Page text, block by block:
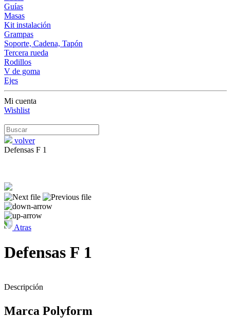
Guías
Masas
Kit instalación
Grampas
Soporte, Cadena, Tapón
Tercera rueda
Rodillos
V de goma
Ejes
Mi cuenta
Wishlist
volver
Defensas F 1
Atras
Defensas F 1
Descripción
Marca Polyform